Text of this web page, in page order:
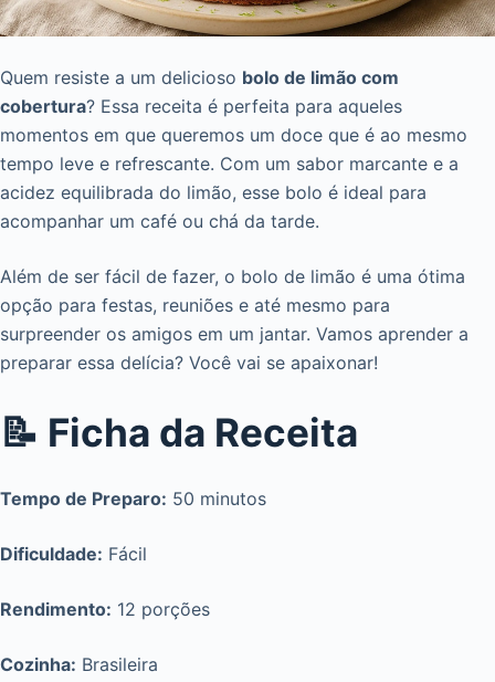
Quem resiste a um delicioso bolo de limão com
cobertura? Essa receita é perfeita para aqueles
momentos em que queremos um doce que é ao mesmo
tempo leve e refrescante. Com um sabor marcante e a
acidez equilibrada do limão, esse bolo é ideal para
acompanhar um café ou chá da tarde.
Além de ser fácil de fazer, o bolo de limão é uma ótima
opção para festas, reuniões e até mesmo para
surpreender os amigos em um jantar. Vamos aprender a
preparar essa delícia? Você vai se apaixonar!
📝 Ficha da Receita
Tempo de Preparo: 50 minutos
Dificuldade: Fácil
Rendimento: 12 porções
Cozinha: Brasileira